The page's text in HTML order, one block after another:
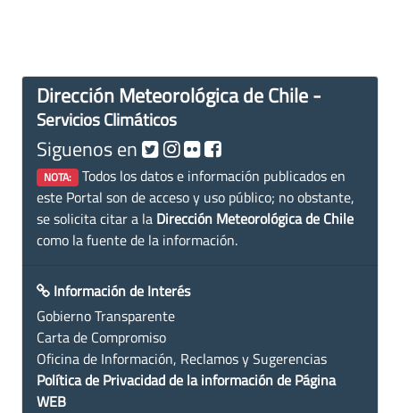
Dirección Meteorológica de Chile -
Servicios Climáticos
Siguenos en
NOTA: Todos los datos e información publicados en
este Portal son de acceso y uso público; no obstante,
se solicita citar a la Dirección Meteorológica de Chile
como la fuente de la información.
Información de Interés
Gobierno Transparente
Carta de Compromiso
Oficina de Información, Reclamos y Sugerencias
Política de Privacidad de la información de Página
WEB